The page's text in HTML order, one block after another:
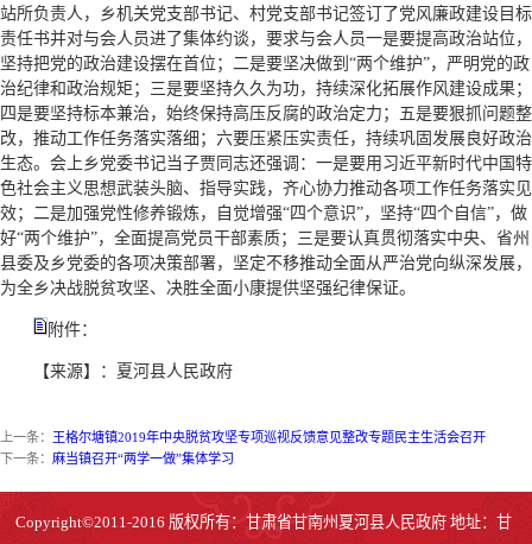
站所负责人，乡机关党支部书记、村党支部书记签订了党风廉政建设目标
责任书并对与会人员进了集体约谈，要求与会人员一是要提高政治站位，
坚持把党的政治建设摆在首位；二是要坚决做到“两个维护”，严明党的政
治纪律和政治规矩；三是要坚持久久为功，持续深化拓展作风建设成果；
四是要坚持标本兼治，始终保持高压反腐的政治定力；五是要狠抓问题整
改，推动工作任务落实落细；六要压紧压实责任，持续巩固发展良好政治
生态。会上乡党委书记当子贾同志还强调：一是要用习近平新时代中国特
色社会主义思想武装头脑、指导实践，齐心协力推动各项工作任务落实见
效；二是加强党性修养锻炼，自觉增强“四个意识”，坚持“四个自信”，做
好“两个维护”，全面提高党员干部素质；三是要认真贯彻落实中央、省州
县委及乡党委的各项决策部署，坚定不移推动全面从严治党向纵深发展，
为全乡决战脱贫攻坚、决胜全面小康提供坚强纪律保证。
附件：
【来源】：夏河县人民政府
上一条： 王格尔塘镇2019年中央脱贫攻坚专项巡视反馈意见整改专题民主生活会召开
下一条： 麻当镇召开“两学一做”集体学习
Copyright©2011-2016 版权所有：甘肃省甘南州夏河县人民政府 地址：甘